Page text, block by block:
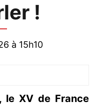
!
à 15h10
le XV de France